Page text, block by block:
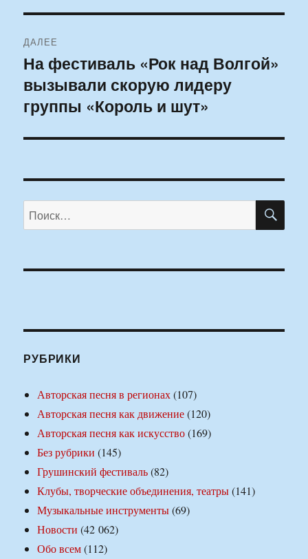
ДАЛЕЕ
Следующая
запись:
На фестиваль «Рок над Волгой»
вызывали скорую лидеру
группы «Король и шут»
Искать:
РУБРИКИ
Авторская песня в регионах(107)
Авторская песня как движение(120)
Авторская песня как искусство(169)
Без рубрики (145)
Грушинский фестиваль(82)
Клубы, творческие объединения, театры(141)
Музыкальные инструменты(69)
Новости (42 062)
Обо всем(112)